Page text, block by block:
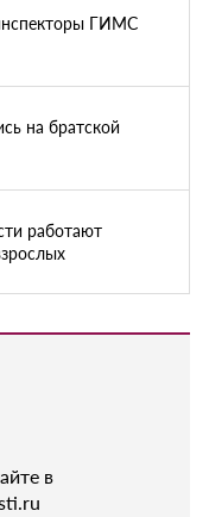
ГИМС
на братской
работают
в